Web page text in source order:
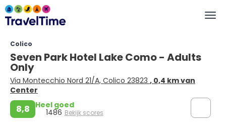
Colico
Seven Park Hotel Lake Como - Adults
Only
Via Montecchio Nord 21/A, Colico 23823 , 0,4 km van
Center
8,8 Heel goed
1486 Bekijk scores